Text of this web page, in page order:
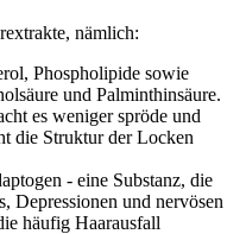
nämlich:
Phospholipide sowie
und Palminthinsäure.
es weniger spröde und
die Struktur der Locken
- eine Substanz, die
Depressionen und nervösen
häufig Haarausfall